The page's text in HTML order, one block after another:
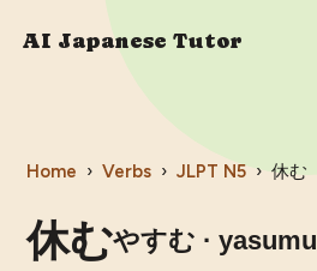
AI Japanese Tutor
Home › Verbs › JLPT N5 › 休む
休むやすむ · yasumu